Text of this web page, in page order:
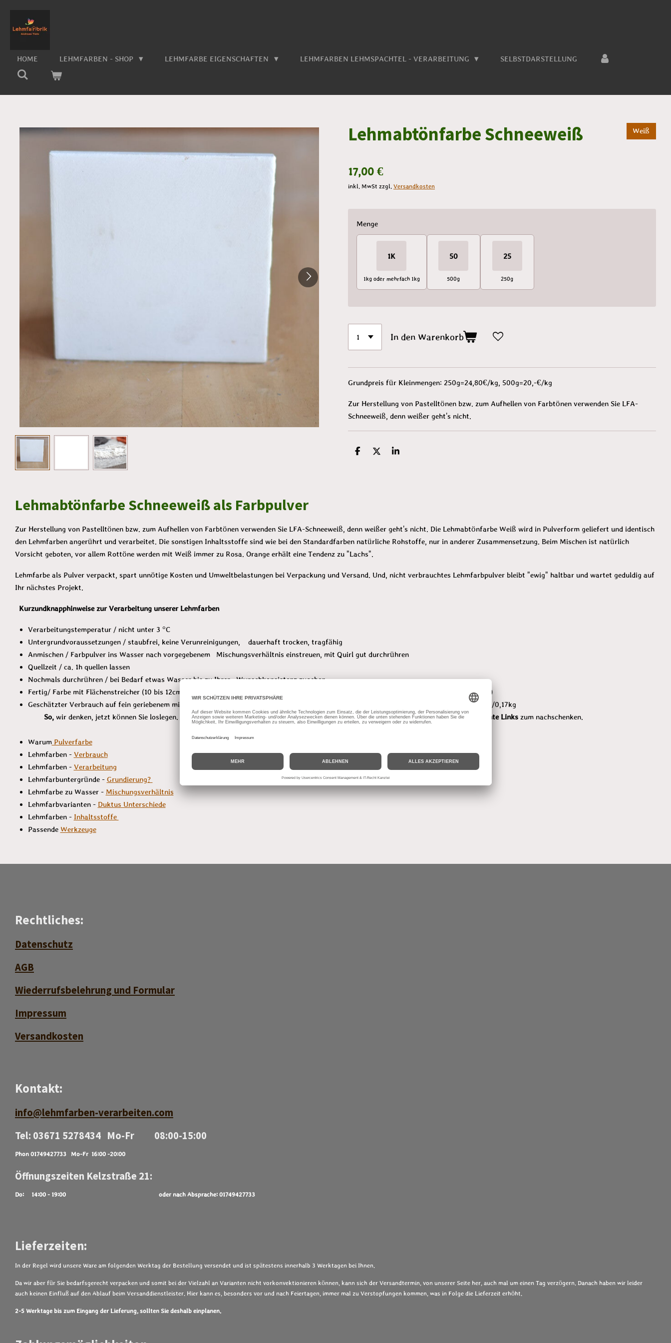
Hauptinhalt
springen
HOME LEHMFARBEN - SHOP LEHMFARBE EIGENSCHAFTEN LEHMFARBEN LEHMSPACHTEL - VERARBEITUNG SELBSTDARSTELLUNG
Lehmabtönfarbe Schneeweiß Weiß
17,00 €
inkl. MwSt zzgl. Versandkosten
Menge
1K
1kg oder mehrfach 1kg
50
500g
25
250g
In den Warenkorb
Grundpreis für Kleinmengen: 250g=24,80€/kg, 500g=20,-€/kg
Zur Herstellung von Pastelltönen bzw. zum Aufhellen von Farbtönen verwenden Sie LFA-
Schneeweiß, denn weißer geht's nicht.
T
T
T
Lehmabtönfarbe Schneeweiß als Farbpulver
Zur Herstellung von Pastelltönen bzw. zum Aufhellen von Farbtönen verwenden Sie LFA-Schneeweiß, denn weißer geht's nicht. Die Lehmabtönfarbe Weiß wird in Pulverform geliefert und identisch
den Lehmfarben angerührt und verarbeitet. Die sonstigen Inhaltsstoffe sind wie bei den Standardfarben natürliche Rohstoffe, nur in anderer Zusammensetzung. Beim Mischen ist natürlich
Vorsicht geboten, vor allem Rottöne werden mit Weiß immer zu Rosa. Orange erhält eine Tendenz zu "Lachs".
Lehmfarbe als Pulver verpackt, spart unnötige Kosten und Umweltbelastungen bei Verpackung und Versand. Und, nicht verbrauchtes Lehmfarbpulver bleibt "ewig" haltbar und wartet geduldig auf
Ihr nächstes Projekt.
Kurzundknapphinweise zur Verarbeitung unserer Lehmfarben
Verarbeitungstemperatur / nicht unter 3 °C
Untergrundvoraussetzungen / staubfrei, keine Verunreinigungen, dauerhaft trocken, tragfähig
Anmischen / Farbpulver ins Wasser nach vorgegebenem Mischungsverhältnis einstreuen, mit Quirl gut durchrühren
Quellzeit / ca. 1h quellen lassen
Nochmals durchrühren / bei Bedarf etwas Wasser bis zu Ihrer Wunschkonsistenz zugeben
Fertig/ Farbe mit Flächenstreicher (10 bis 12cm), Spachtelkelle oder Kurzhaarrolle auftragen (passende Werkzeuge finden Sie übrigends
)
Geschätzter Verbrauch auf fein geriebenem mineralischem Untergrund je m²: Lehmfarbe/0,14kg, Lehmfarbe-samtrau/0,15kg, Lehmstreichputz/0,17kg
So, wir denken, jetzt können Sie loslegen. Oder ist der Wissensdurst doch noch nicht gestillt? Dann haben wirhier noch ein par interessante Linkszum nachschenken.
WarumPulverfarbe
Lehmfarben - Verbrauch
Lehmfarben - Verarbeitung
Lehmfarbuntergründe - Grundierung?
Lehmfarbe zu Wasser - Mischungsverhältnis
Lehmfarbvarianten - Duktus Unterschiede
Lehmfarben - Inhaltsstoffe
Passende Werkzeuge
Rechtliches:
Datenschutz
AGB
Wiederrufsbelehrung und Formular
Impressum
Versandkosten
Kontakt:
info@lehmfarben-verarbeiten.com
Tel: 03671 5278434 Mo-Fr 08:00-15:00
Phon 01749427733 Mo-Fr 16:00 -20:00
Öffnungszeiten Kelzstraße 21:
Do: 14:00 - 19:00 oder nach Absprache: 01749427733
Lieferzeiten:
In der Regel wird unsere Ware am folgenden Werktag der Bestellung versendet und ist spätestens innerhalb 3 Werktagen bei Ihnen.
Da wir aber für Sie bedarfsgerecht verpacken und somit bei der Vielzahl an Varianten nicht vorkonvektionieren können, kann sich der Versandtermin, von unserer Seite her, auch mal um einen Tag verzögern. Danach haben wir leider
auch keinen Einfluß auf den Ablauf beim Versanddienstleister. Hier kann es, besonders vor und nach Feiertagen, immer mal zu Verstopfungen kommen, was in Folge die Lieferzeit erhöht.
2-5 Werktage bis zum Eingang der Lieferung, sollten Sie deshalb einplanen.